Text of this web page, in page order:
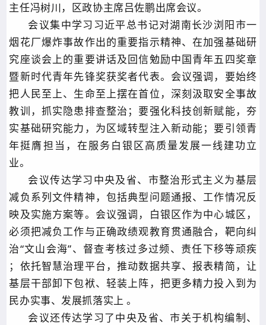
主任冯树川，区政协主席吕佐鹏出席会议。
会议集中学习习近平总书记对湖南长沙浏阳市一
烟花厂爆炸事故作出的重要指示精神、在加强基础研
究座谈会上的重要讲话及回信勉励中国青年五四奖章
暨新时代青年先锋奖获奖者代表。会议强调，要始终
把人民至上、生命至上摆在首位，深刻汲取安全事故
教训，抓实隐患排查整治；要强化科技创新赋能，夯
实基础研究能力，为区域转型注入新动能；要引领青
年挺膺担当，在服务白银区高质量发展一线建功立
业。
会议传达学习中央及省、市整治形式主义为基层
减负系列文件精神，包括典型问题通报、工作情况反
映及实施方案等。会议强调，白银区作为中心城区，
必须把减负工作与正确政绩观教育贯通融合，靶向纠
治“文山会海”、督查考核过多过频、责任下移等顽疾
；依托智慧治理平台，推动数据共享、报表精简，让
基层干部卸下包袱、轻装上阵，把更多精力投入到为
民办实事、发展抓落实上 。
会议还传达学习了中央及省、市关于机构编制、